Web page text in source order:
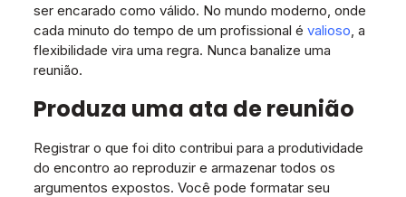
ser encarado como válido. No mundo moderno, onde
cada minuto do tempo de um profissional é valioso , a
flexibilidade vira uma regra. Nunca banalize uma
reunião.
Produza uma ata de reunião
Registrar o que foi dito contribui para a produtividade
do encontro ao reproduzir e armazenar todos os
argumentos expostos. Você pode formatar seu